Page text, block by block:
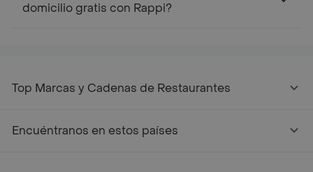
domicilio gratis con Rappi?
Top Marcas y Cadenas de Restaurantes
Encuéntranos en estos países